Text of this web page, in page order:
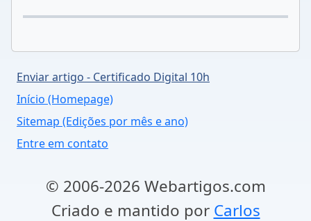
Enviar artigo - Certificado Digital 10h
Início (Homepage)
Sitemap (Edições por mês e ano)
Entre em contato
© 2006-2026 Webartigos.com
Criado e mantido por Carlos